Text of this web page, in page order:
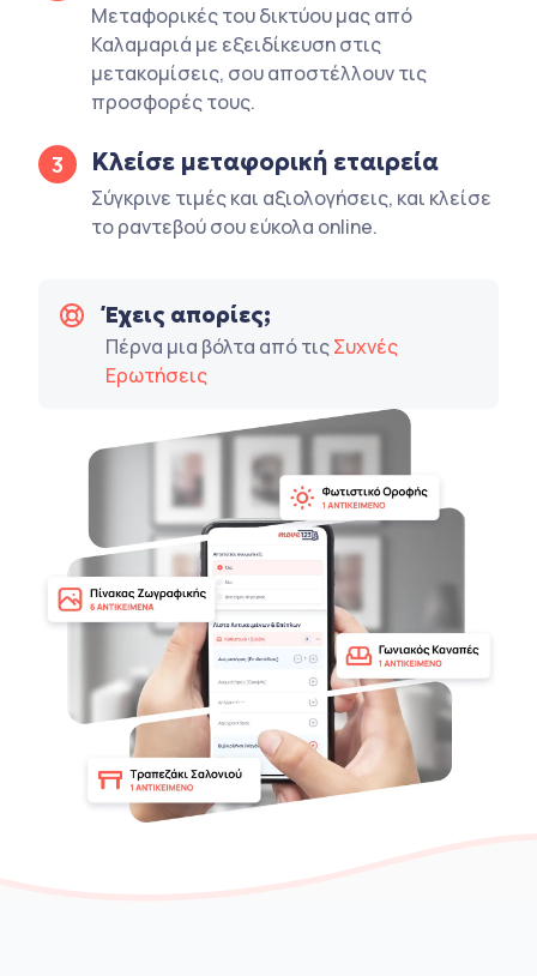
Μεταφορικές του δικτύου μας από
Καλαμαριά με εξειδίκευση στις
μετακομίσεις, σου αποστέλλουν τις
προσφορές τους.
3 Κλείσε μεταφορική εταιρεία
Σύγκρινε τιμές και αξιολογήσεις, και κλείσε
το ραντεβού σου εύκολα online.
Έχεις απορίες;
Πέρνα μια βόλτα από τιςΣυχνές
Ερωτήσεις